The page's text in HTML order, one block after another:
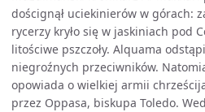
doścignął uciekinierów w górach:
rycerzy kryło się w jaskiniach pod
litościwe pszczoły. Alquama
niegroźnych przeciwników.
opowiada o wielkiej armii
przez Oppasa, biskupa Toledo.